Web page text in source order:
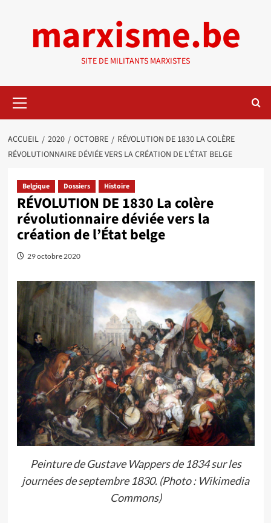
marxisme.be
SITE DE MILITANTS MARXISTES
principal
ACCUEIL 2020 OCTOBRE
RÉVOLUTION DE 1830 LA COLÈRE
RÉVOLUTIONNAIRE DÉVIÉE VERS LA CRÉATION DE L’ÉTAT BELGE
Belgique Dossiers Histoire
RÉVOLUTION DE 1830 La colère
révolutionnaire déviée vers la
création de l’État belge
29 octobre 2020
Peinture de Gustave Wappers de 1834 sur les
journées de septembre 1830. (Photo : Wikimedia
Commons)